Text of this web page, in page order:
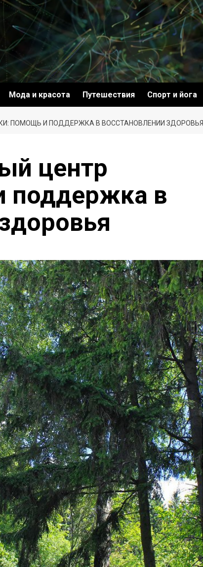
Мода и красота Путешествия Спорт и йога
ПОМОЩЬ И ПОДДЕРЖКА В ВОССТАНОВЛЕНИИ ЗДОРОВЬЯ
центр
поддержка в